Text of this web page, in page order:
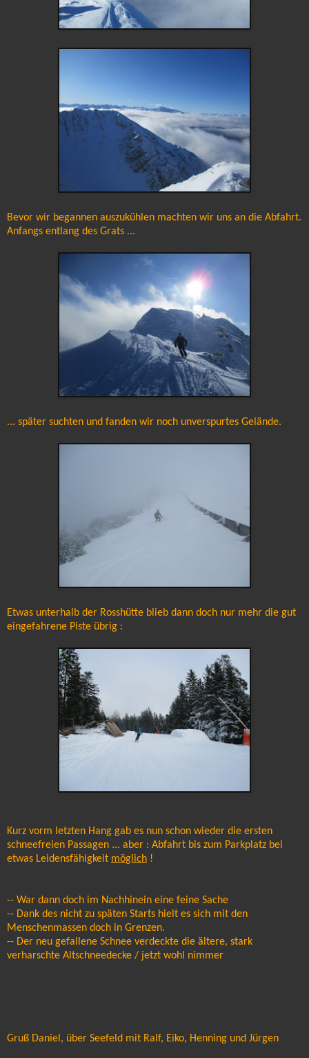
Bevor wir begannen auszukühlen machten wir uns an die Abfahrt.
Anfangs entlang des Grats ...
... später suchten und fanden wir noch unverspurtes Gelände.
Etwas unterhalb der Rosshütte blieb dann doch nur mehr die gut
eingefahrene Piste übrig :
Kurz vorm letzten Hang gab es nun schon wieder die ersten
schneefreien Passagen ... aber : Abfahrt bis zum Parkplatz bei
etwas Leidensfähigkeit möglich !
-- War dann doch im Nachhinein eine feine Sache
-- Dank des nicht zu späten Starts hielt es sich mit den
Menschenmassen doch in Grenzen.
-- Der neu gefallene Schnee verdeckte die ältere, stark
verharschte Altschneedecke / jetzt wohl nimmer
Gruß Daniel, über Seefeld mit Ralf, Eiko, Henning und Jürgen